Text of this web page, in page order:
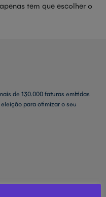
tem que escolher o
de 130.000 faturas emitidas
para otimizar o seu